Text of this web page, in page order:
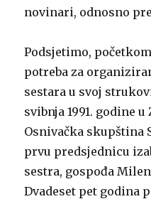
novinari, odnosno
Podsjetimo,
potreba za
sestara u svoj
svibnja 1991. godine
Osnivačka skupština
prvu predsjednicu
sestra, gospođa
Dvadeset pet godina